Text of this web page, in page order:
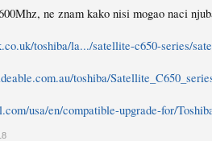
ne znam kako nisi mogao naci
toshiba/la.../satellite-c650-series/
toshiba/
usa/en/compatible-upgrade-for/